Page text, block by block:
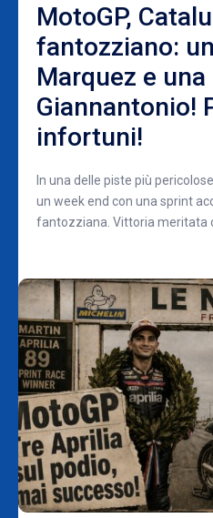
MotoGP,
fantozziano:
Marquez e una
Giannantonio!
infortuni!
In una delle piste più
un week end con una sprint
fantozziana. Vittoria meritata